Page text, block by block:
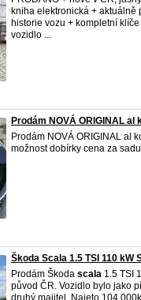
kniha elektronická +
historie vozu + kompletní
vozidlo ...
Prodám NOVÁ ORIGINAL al
Prodám NOVÁ ORIGINAL al
možnost dobírky cena za
Škoda Scala 1.5 TSI 110 kW
Prodám Škoda scala 1.5 TSI
původ ČR. Vozidlo bylo jako
druhý majitel. Najeto 104